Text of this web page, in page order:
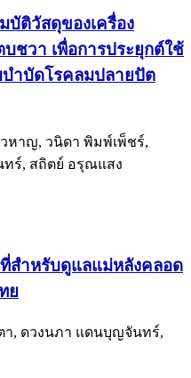
บัติวัสดุของเครื่อง
ชวา เพื่อการประยุกต์ใช้
ำบัดโรคลมปลายปัต
หาญ, วนิดา พิมพ์เพ็ชร์,
ทร์, สถิตย์ อรุณแสง
สำหรับดูแลแม่หลังคลอด
ย
, ดวงนภา แดนบุญจันทร์,